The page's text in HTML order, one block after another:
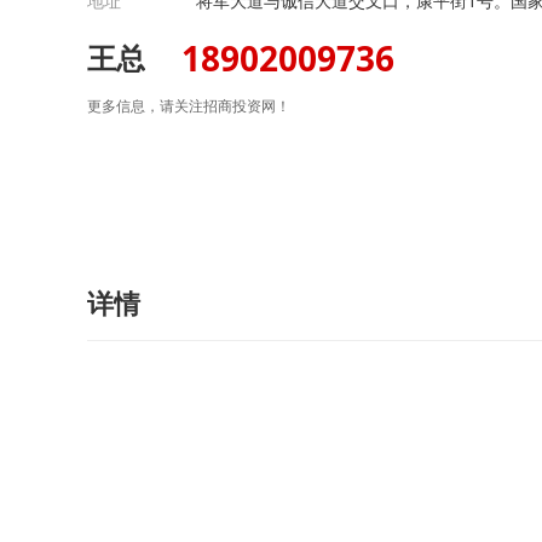
王总 18902009736
更多信息，请关注招商投资网！
详情